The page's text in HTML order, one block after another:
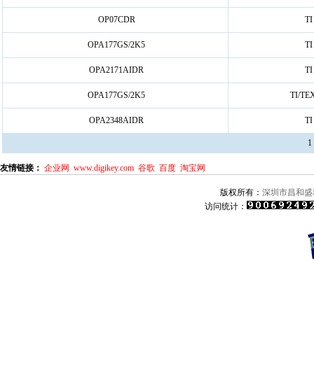
OP07CDR TI
OPA177GS/2K5 TI
OPA2171AIDR TI
OPA177GS/2K5 TI/
OPA2348AIDR TI
1
友情链接： 企业网 www.digikey.com 谷歌 百度 淘宝网
版权所有： 深圳市昌和
访问统计：